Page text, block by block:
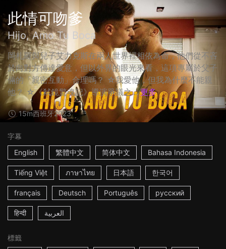
此情可吻爹
Hijo, Amo Tu Boca
岡札羅與兒子艾力克斯在兩人世界裡相依為命，他們從不吝
於向對方傳達愛意，但以外界的眼光來看，這項專屬於父子
倆的「親密互動」合理嗎？ ☆我愛他，但我為什麼不能親
他？ ☆《弒鏡驚魂記》導演爭議之... 更多
15m西班牙2023
字幕
English
繁體中文 简体中文 Bahasa Indonesia
Tiếng Việt ภาษาไทย 日本語 한국어
français Deutsch Português русский
हिन्दी العربية
標籤